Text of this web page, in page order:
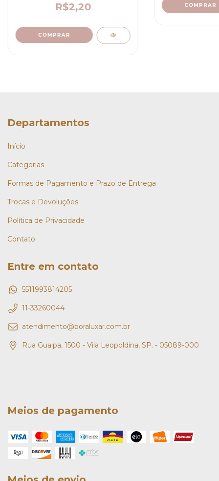
R$2,20
Departamentos
Início
Categorias
Formas de Pagamento e Prazo de Entrega
Trocas e Devoluções
Política de Privacidade
Contato
Entre em contato
5511993814205
11-33260044
atendimento@boraluxar.com.br
Rua Guaipa, 1500 - Vila Leopoldina, SP. - 05089-000
Meios de pagamento